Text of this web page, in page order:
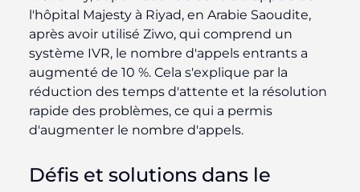
l'hôpital Majesty à Riyad, en Arabie Saoudite,
après avoir utilisé Ziwo, qui comprend un
système IVR, le nombre d'appels entrants a
augmenté de 10 %. Cela s'explique par la
réduction des temps d'attente et la résolution
rapide des problèmes, ce qui a permis
d'augmenter le nombre d'appels.
Défis et solutions dans le